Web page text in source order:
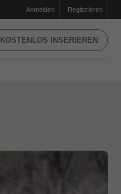
Anmelden Registrieren
KOSTENLOS INSERIEREN